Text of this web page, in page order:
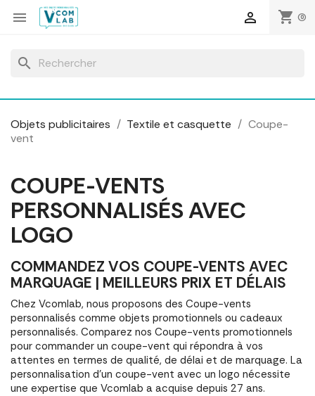
 shopping_cart (0)

search
Objets publicitaires Textile et casquette
Coupe-
vent
COUPE-VENTS
PERSONNALISÉS AVEC
LOGO
COMMANDEZ VOS COUPE-VENTS AVEC
MARQUAGE | MEILLEURS PRIX ET DÉLAIS
Chez Vcomlab, nous proposons des Coupe-vents
personnalisés comme objets promotionnels ou cadeaux
personnalisés. Comparez nos Coupe-vents promotionnels
pour commander un coupe-vent qui répondra à vos
attentes en termes de qualité, de délai et de marquage. La
personnalisation d'un coupe-vent avec un logo nécessite
une expertise que Vcomlab a acquise depuis 27 ans.
Panneau de gestion des cookies